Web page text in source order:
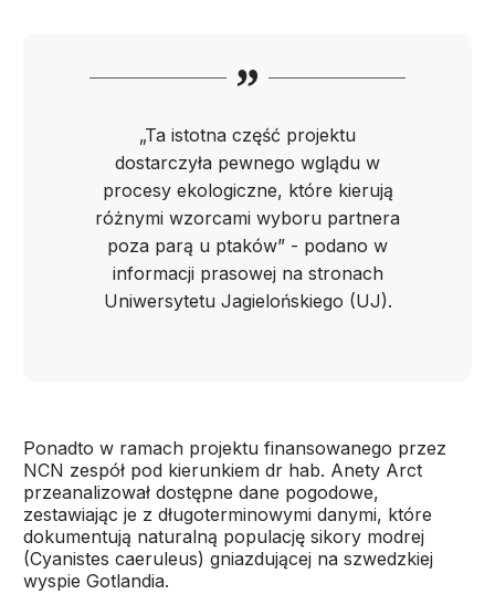
„Ta istotna część projektu
dostarczyła pewnego wglądu w
procesy ekologiczne, które kierują
różnymi wzorcami wyboru partnera
poza parą u ptaków” - podano w
informacji prasowej na stronach
Uniwersytetu Jagielońskiego (UJ).
Ponadto w ramach projektu finansowanego przez
NCN zespół pod kierunkiem dr hab. Anety Arct
przeanalizował dostępne dane pogodowe,
zestawiając je z długoterminowymi danymi, które
dokumentują naturalną populację sikory modrej
(Cyanistes caeruleus) gniazdującej na szwedzkiej
wyspie Gotlandia.